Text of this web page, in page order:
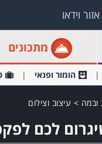
אזור וידאו
מתכונים
הומור ופנאי
ובמה > עיצוב וצילום
לכם